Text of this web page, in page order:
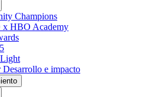
Champions
x HBO Academy
e impacto